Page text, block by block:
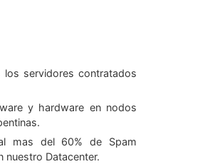
servidores contratados
y hardware en nodos
mas del 60% de Spam
nuestro Datacenter.